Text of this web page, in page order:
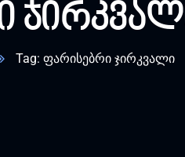
Tag: ფარისებრი ჯირკვალი